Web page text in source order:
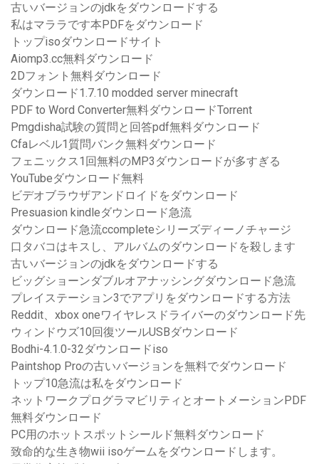
古いバージョンのjdkをダウンロードする
私はマララです本PDFをダウンロード
トップisoダウンロードサイト
Aiomp3.cc無料ダウンロード
2Dフォント無料ダウンロード
ダウンロード1.7.10 modded server minecraft
PDF to Word Converter無料ダウンロードTorrent
Pmgdisha試験の質問と回答pdf無料ダウンロード
Cfaレベル1質問バンク無料ダウンロード
フェニックス1回無料のMP3ダウンロードが多すぎる
YouTubeダウンロード無料
ビデオブラウザアンドロイドをダウンロード
Presuasion kindleダウンロード急流
ダウンロード急流ccompleteシリーズディーノチャージ
口タバコはキスし、アルバムのダウンロードを殺します
古いバージョンのjdkをダウンロードする
ビッグショーンダブルオアナッシングダウンロード急流
プレイステーション3でアプリをダウンロードする方法
Reddit、xbox oneワイヤレスドライバーのダウンロード先
ウィンドウズ10回復ツールUSBダウンロード
Bodhi-4.1.0-32ダウンロードiso
Paintshop Proの古いバージョンを無料でダウンロード
トップ10急流は私をダウンロード
ネットワークプログラマビリティとオートメーションPDF
無料ダウンロード
PC用のホットスポットシールド無料ダウンロード
致命的な生き物wii isoゲームをダウンロードします。